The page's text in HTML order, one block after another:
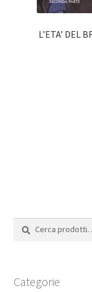
L’ETA’ DEL
Categorie